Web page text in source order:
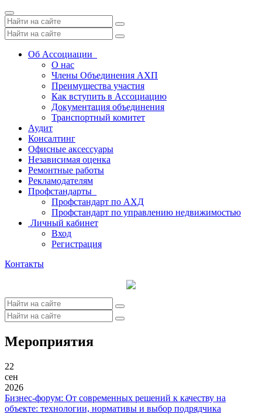
Toggle
navigation
Об Ассоциации
О нас
Члены Объединения АХП
Преимущества участия
Как вступить в Ассоциацию
Документация объединения
Транспортный комитет
Аудит
Консалтинг
Офисные аксессуары
Независимая оценка
Ремонтные работы
Рекламодателям
Профстандарты
Профстандарт по АХД
Профстандарт по управлению недвижимостью
Личный кабинет
Вход
Регистрация
Контакты
Мероприятия
22
сен
2026
Бизнес-форум: От современных решений к качеству на
объекте: технологии, нормативы и выбор подрядчика